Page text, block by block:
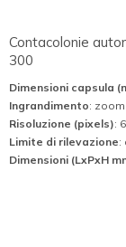
Contacolonie
300
Dimensioni capsula
Ingrandimento:
Risoluzione (pixels):
Limite di rilevazione:
Dimensioni (LxPxH